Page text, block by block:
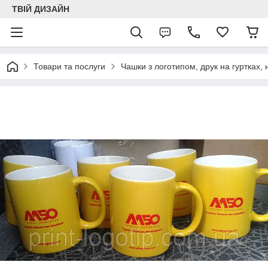
ТВІЙ ДИЗАЙН
Товари та послуги Чашки з логотипом, друк на гуртках,